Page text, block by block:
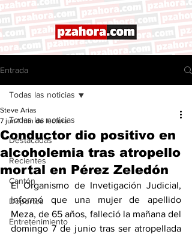
Entrada
Todas las noticias
Destacadas
Recientes
Cantón
Deportes
Entretenimiento
Todas las noticias
Conductor dio positivo en
alcoholemia tras atropello
mortal en Pérez Zeledón
Steve Arias
7 jun 1 min de lectura
El Organismo de Invetigación Judicial,
informó que una mujer de apellido
Meza, de 65 años, falleció la mañana del
domingo 7 de junio tras ser atropellada